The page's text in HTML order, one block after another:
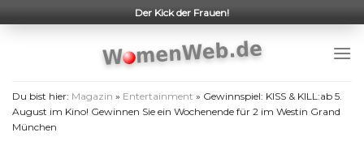
to
Der Kick der Frauen!
Du bist hier: Magazin » Entertainment » Gewinnspiel: KISS & KILL:ab 5.
August im Kino! Gewinnen Sie ein Wochenende für 2 im Westin Grand
München